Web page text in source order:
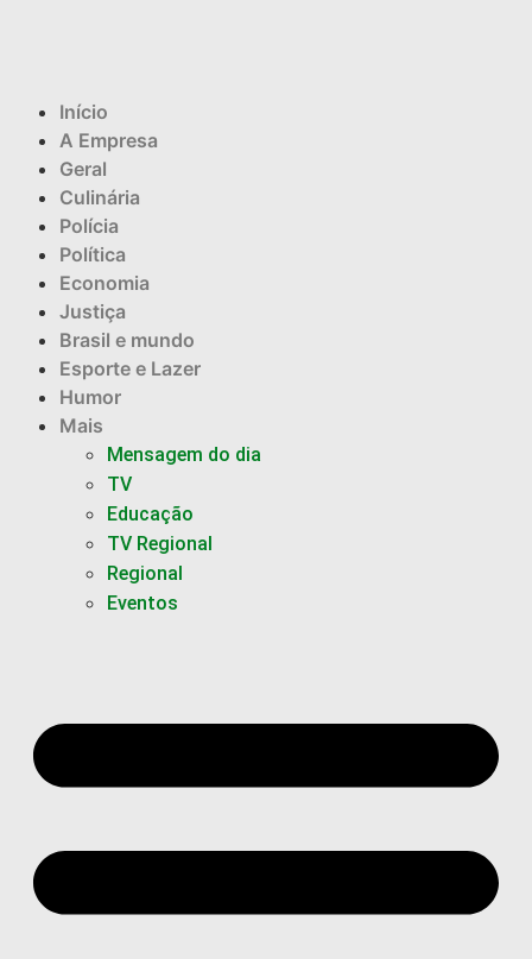
Início
A Empresa
Geral
Culinária
Polícia
Política
Economia
Justiça
Brasil e mundo
Esporte e Lazer
Humor
Mais
Mensagem do dia
TV
Educação
TV Regional
Regional
Eventos